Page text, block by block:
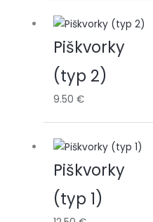
Piškvorky
(typ 2)
9.50 €
Piškvorky
(typ 1)